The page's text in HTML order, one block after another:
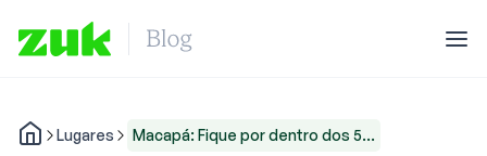
Lugares Macapá: Fique por dentro dos 5...